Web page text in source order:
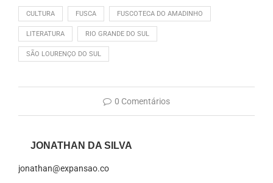
CULTURA FUSCA FUSCOTECA DO AMADINHO
LITERATURA RIO GRANDE DO SUL
SÃO LOURENÇO DO SUL
0 Comentários
JONATHAN DA SILVA
jonathan@expansao.co